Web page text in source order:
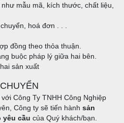
như mẫu mã, kích thước, chất liệu,
hoá đơn . . .
đồng theo thỏa thuận.
buộc pháp lý giữa hai bên.
sản xuất
Công Ty TNHH Công Nghiệp
Công ty sẽ tiến hành sản
yêu cầu của Quý khách/bạn.